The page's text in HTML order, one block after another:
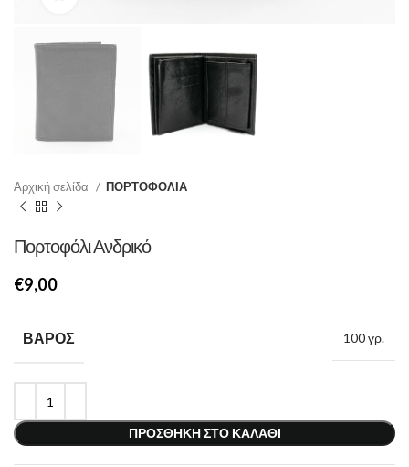
Αρχική σελίδα ΠΟΡΤΟΦΟΛΙΑ
Πορτοφόλι Ανδρικό
€
ΒΆΡΟΣ 100 γρ.
ΠΡΟΣΘΉΚΗ ΣΤΟ ΚΑΛΆΘΙ